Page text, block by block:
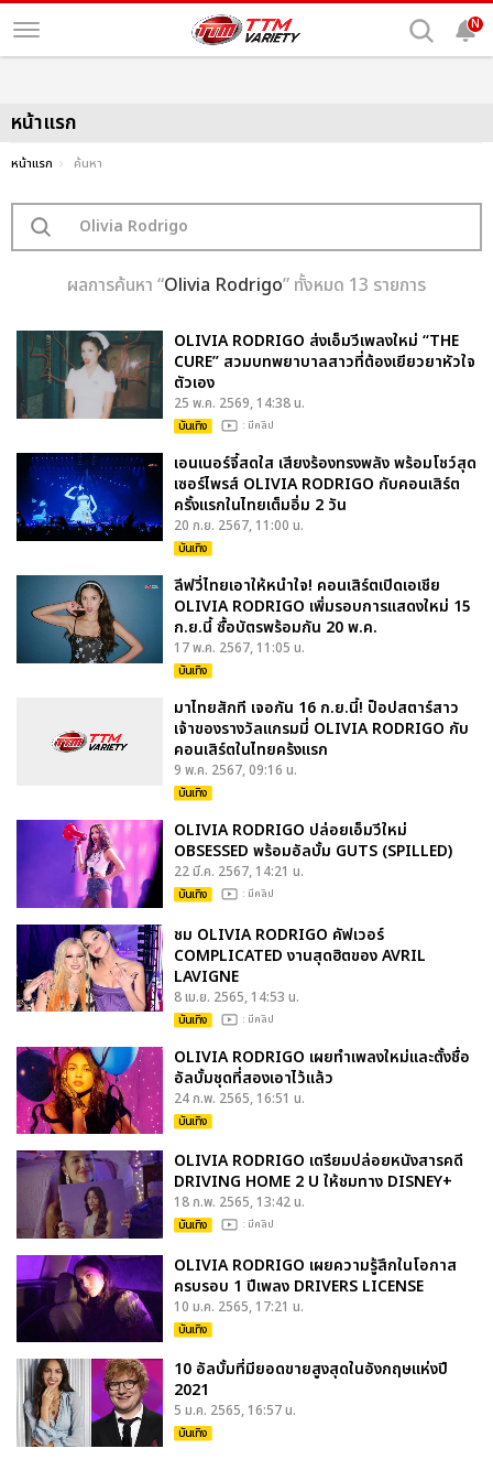
N
หน้าแรก
หน้าแรก ค้นหา
ผลการค้นหา “Olivia Rodrigo” ทั้งหมด 13 รายการ
OLIVIA RODRIGO ส่งเอ็มวีเพลงใหม่ “THE
CURE” สวมบทพยาบาลสาวที่ต้องเยียวยาหัวใจ
ตัวเอง
25 พ.ค. 2569, 14:38 น.
บันเทิง : มีคลิป
เอนเนอร์จี้สดใส เสียงร้องทรงพลัง พร้อมโชว์สุด
เซอร์ไพรส์ OLIVIA RODRIGO กับคอนเสิร์ต
ครั้งแรกในไทยเต็มอิ่ม 2 วัน
20 ก.ย. 2567, 11:00 น.
บันเทิง
ลีฟวี่ไทยเอาให้หนำใจ! คอนเสิร์ตเปิดเอเชีย
OLIVIA RODRIGO เพิ่มรอบการแสดงใหม่ 15
ก.ย.นี้ ซื้อบัตรพร้อมกัน 20 พ.ค.
17 พ.ค. 2567, 11:05 น.
บันเทิง
มาไทยสักที เจอกัน 16 ก.ย.นี้! ป็อปสตาร์สาว
เจ้าของรางวัลแกรมมี่ OLIVIA RODRIGO กับ
คอนเสิร์ตในไทยคร้งแรก
9 พ.ค. 2567, 09:16 น.
บันเทิง
OLIVIA RODRIGO ปล่อยเอ็มวีใหม่
OBSESSED พร้อมอัลบั้ม GUTS (SPILLED)
22 มี.ค. 2567, 14:21 น.
บันเทิง : มีคลิป
ชม OLIVIA RODRIGO คัฟเวอร์
COMPLICATED งานสุดฮิตของ AVRIL
LAVIGNE
8 เม.ย. 2565, 14:53 น.
บันเทิง : มีคลิป
OLIVIA RODRIGO เผยทำเพลงใหม่และตั้งชื่อ
อัลบั้มชุดที่สองเอาไว้แล้ว
24 ก.พ. 2565, 16:51 น.
บันเทิง
OLIVIA RODRIGO เตรียมปล่อยหนังสารคดี
DRIVING HOME 2 U ให้ชมทาง DISNEY+
18 ก.พ. 2565, 13:42 น.
บันเทิง : มีคลิป
OLIVIA RODRIGO เผยความรู้สึกในโอกาส
ครบรอบ 1 ปีเพลง DRIVERS LICENSE
10 ม.ค. 2565, 17:21 น.
บันเทิง
10 อัลบั้มที่มียอดขายสูงสุดในอังกฤษแห่งปี
2021
5 ม.ค. 2565, 16:57 น.
บันเทิง